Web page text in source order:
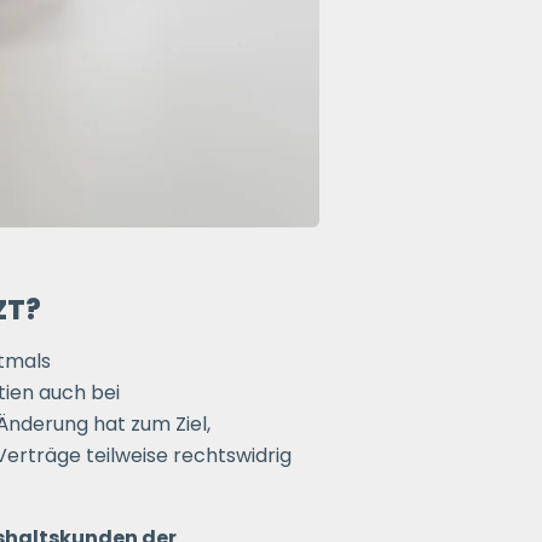
auch bei
hat zum Ziel,
teilweise rechtswidrig